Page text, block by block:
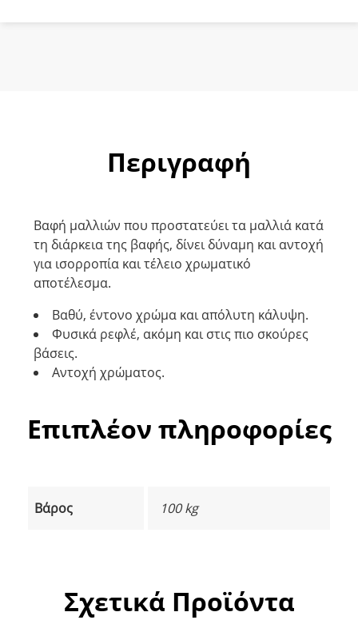
Περιγραφή
Βαφή μαλλιών που προστατεύει τα μαλλιά κατά
τη διάρκεια της βαφής, δίνει δύναμη και αντοχή
για ισορροπία και τέλειο χρωματικό
αποτέλεσμα.
Βαθύ, έντονο χρώμα και απόλυτη κάλυψη.
Φυσικά ρεφλέ, ακόμη και στις πιο σκούρες
βάσεις.
Αντοχή χρώματος.
Επιπλέον πληροφορίες
Βάρος 100 kg
Σχετικά Προϊόντα